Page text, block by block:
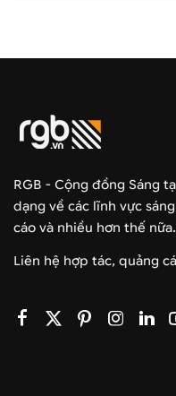
RGB - Cộng đồng Sáng
dạng về các lĩnh vực
cáo và nhiều hơn thế nữa.
Liên hệ hợp tác, quảng